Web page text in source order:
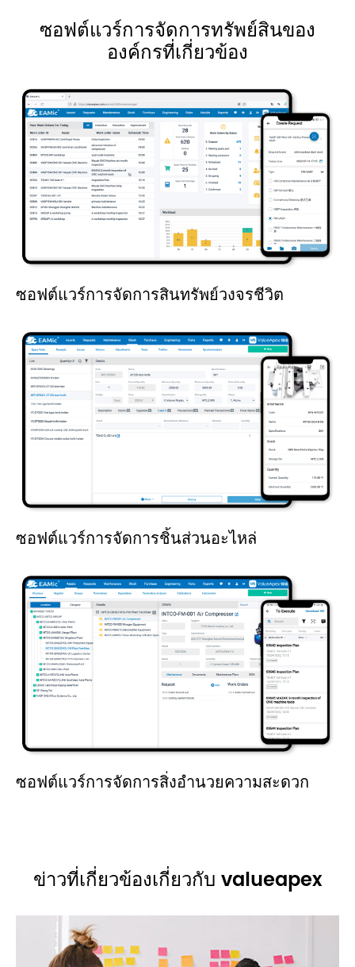
ซอฟต์แวร์การจัดการทรัพย์สินของ
องค์กรที่เกี่ยวข้อง
ซอฟต์แวร์การจัดการสินทรัพย์วงจรชีวิต
ซอฟต์แวร์การจัดการชิ้นส่วนอะไหล่
ซอฟต์แวร์การจัดการสิ่งอำนวยความสะดวก
ข่าวที่เกี่ยวข้องเกี่ยวกับ valueapex